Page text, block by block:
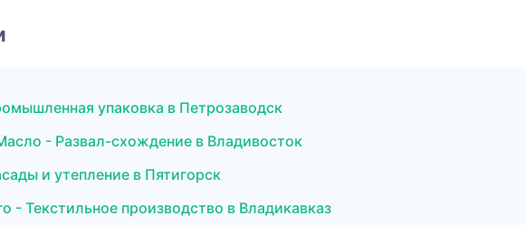
упаковка в Петрозаводск
- Развал-схождение в Владивосток
и утепление в Пятигорск
- Текстильное производство в Владикавказ